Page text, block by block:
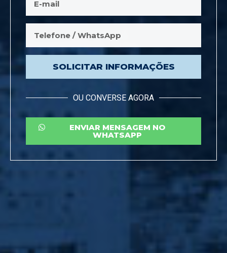
SOLICITAR INFORMAÇÕES
OU CONVERSE AGORA
ENVIAR MENSAGEM NO
WHATSAPP